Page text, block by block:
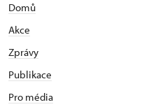
Domů
Akce
Zprávy
Publikace
Pro média